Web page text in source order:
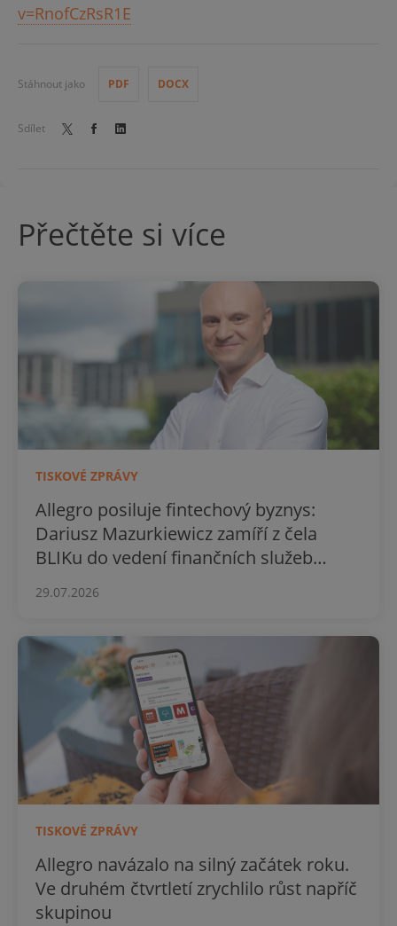
v=RnofCzRsR1E
Stáhnout jako PDF DOCX
Sdílet
Přečtěte si více
TISKOVÉ ZPRÁVY
Allegro posiluje fintechový byznys:
Dariusz Mazurkiewicz zamíří z čela
BLIKu do vedení finančních služeb
29.07.2026
TISKOVÉ ZPRÁVY
Allegro navázalo na silný začátek roku.
Ve druhém čtvrtletí zrychlilo růst napříč
skupinou